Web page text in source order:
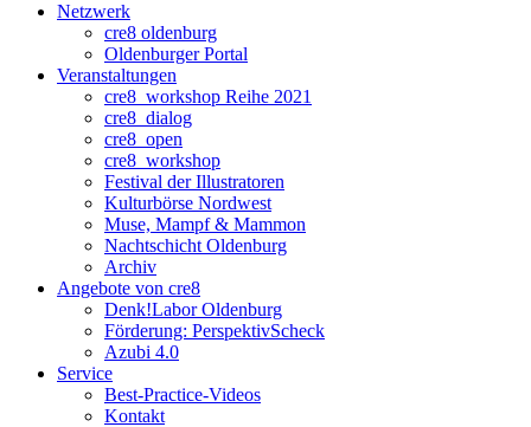
Netzwerk
cre8 oldenburg
Oldenburger Portal
Veranstaltungen
cre8_workshop Reihe 2021
cre8_dialog
cre8_open
cre8_workshop
Festival der Illustratoren
Kulturbörse Nordwest
Muse, Mampf & Mammon
Nachtschicht Oldenburg
Archiv
Angebote von cre8
Denk!Labor Oldenburg
Förderung: PerspektivScheck
Azubi 4.0
Service
Best-Practice-Videos
Kontakt